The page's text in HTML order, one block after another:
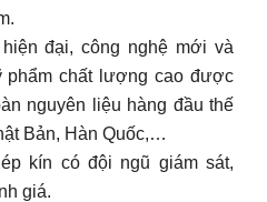
đại, công nghệ mới và
phẩm chất lượng cao được
nguyên liệu hàng đầu thế
Bản, Hàn Quốc,…
kín có đội ngũ giám sát,
giá.